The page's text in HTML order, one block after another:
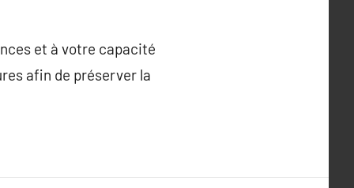
et à votre capacité
afin de préserver la